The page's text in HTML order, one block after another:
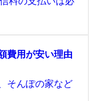
費用が安い理由
そんぽの家など